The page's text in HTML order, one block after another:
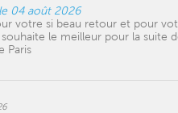
04 août 2026
votre si beau retour et pour
le meilleur pour la suite
Paris